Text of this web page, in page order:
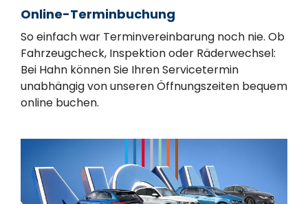
Online-Terminbuchung
So einfach war Terminvereinbarung noch nie. Ob
Fahrzeugcheck, Inspektion oder Räderwechsel:
Bei Hahn können Sie Ihren Servicetermin
unabhängig von unseren Öffnungszeiten bequem
online buchen.